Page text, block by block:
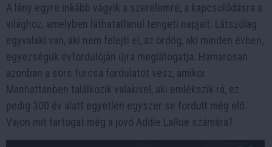
A lány egyre inkább vágyik a szerelemre, a kapcsolódásra a
világhoz, amelyben láthatatlanul tengeti napjait. Látszólag
egyvalaki van, aki nem felejti el, az ördög, aki minden évben,
egyezségük évfordulóján újra meglátogatja. Hamarosan
azonban a sors furcsa fordulatot vesz, amikor
Manhattanben találkozik valakivel, aki emlékszik rá, ez
pedig 300 év alatt egyetlen egyszer se fordult még elő.
Vajon mit tartogat még a jövő Addie LaRue számára?